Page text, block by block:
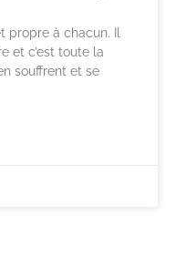
propre à chacun. Il
et c’est toute la
souffrent et se